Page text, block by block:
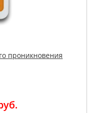
проникновения